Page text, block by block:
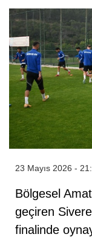
23 Mayıs 2026 -
Bölgesel
geçiren
finalinde